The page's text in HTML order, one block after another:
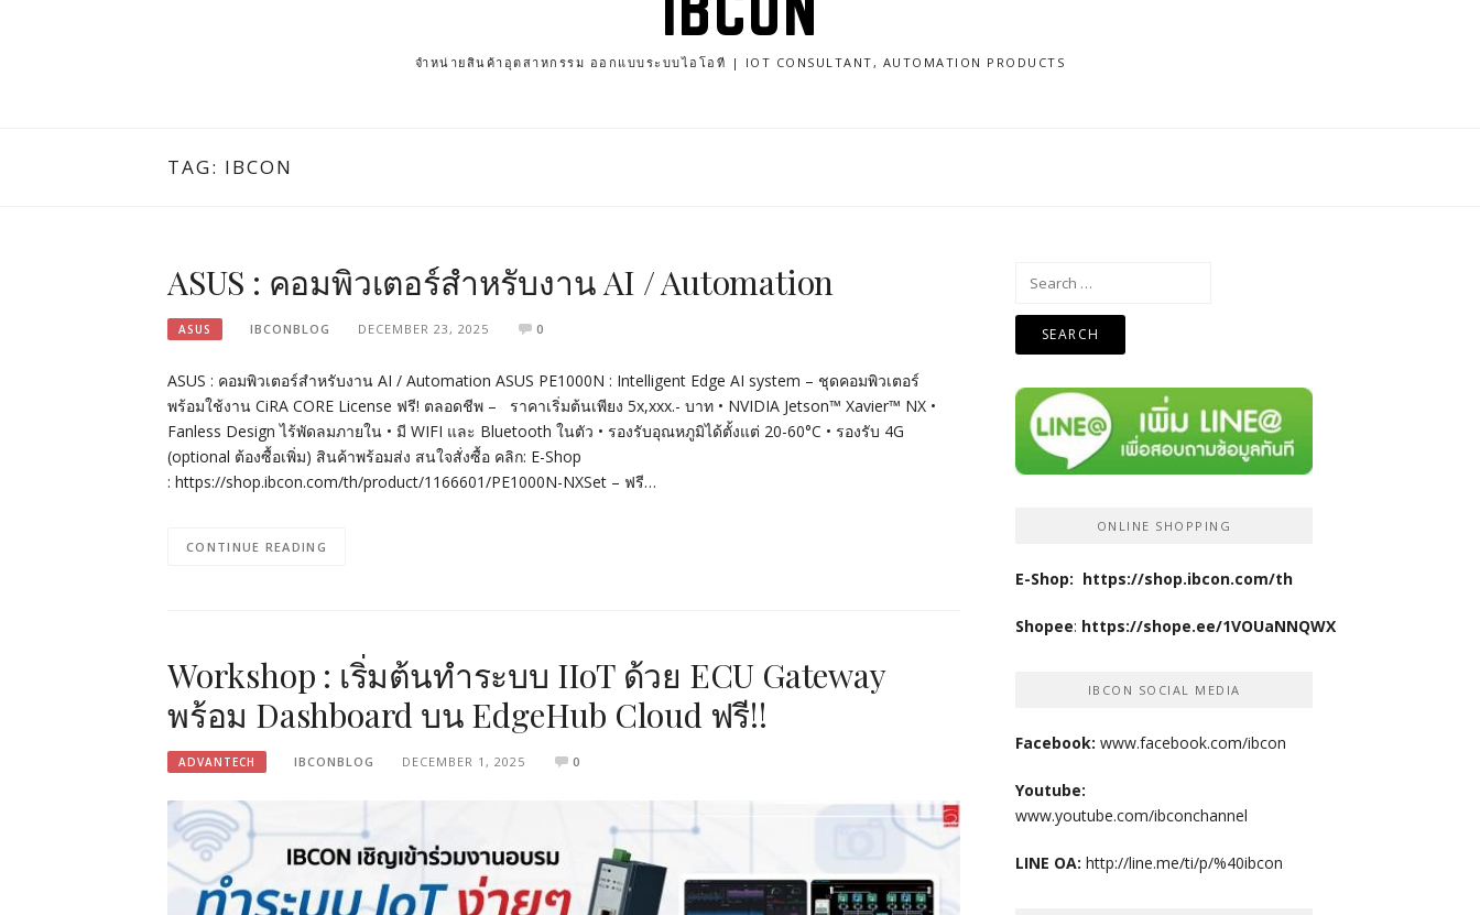
จำหน่ายสินค้าอุตสาหกรรม ออกแบบระบบไอโอที | IOT CONSULTANT, AUTOMATION PRODUCTS
TAG: IBCON
ASUS : คอมพิวเตอร์สำหรับงาน AI / Automation
ASUS IBCONBLOG DECEMBER 23, 2025 0
ASUS : คอมพิวเตอร์สำหรับงาน AI / Automation ASUS PE1000N : Intelligent Edge AI system – ชุดคอมพิวเตอร์
พร้อมใช้งาน CiRA CORE License ฟรี! ตลอดชีพ – ราคาเริ่มต้นเพียง 5x,xxx.- บาท • NVIDIA Jetson™ Xavier™ NX •
Fanless Design ไร้พัดลมภายใน • มี WIFI และ Bluetooth ในตัว • รองรับอุณหภูมิได้ตั้งแต่ 20-60°C • รองรับ 4G
(optional ต้องซื้อเพิ่ม) สินค้าพร้อมส่ง สนใจสั่งซื้อ คลิก: E-Shop
: https://shop.ibcon.com/th/product/1166601/PE1000N-NXSet – ฟรี…
CONTINUE READING
Workshop : เริ่มต้นทำระบบ IIoT ด้วย ECU Gateway
พร้อม Dashboard บน EdgeHub Cloud ฟรี!!
ADVANTECH IBCONBLOG DECEMBER 1, 2025 0
Search
ONLINE SHOPPING
E-Shop: https://shop.ibcon.com/th
Shopee: https://shope.ee/1VOUaNNQWX
IBCON SOCIAL MEDIA
Facebook: www.facebook.com/ibcon
Youtube:
www.youtube.com/ibconchannel
LINE OA: http://line.me/ti/p/%40ibcon